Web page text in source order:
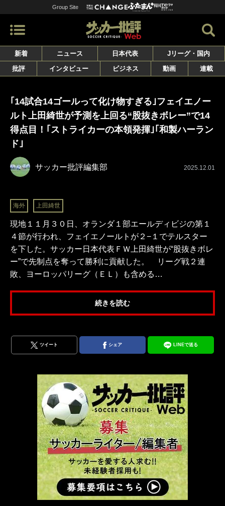
Group Site
新着 ニュース 日本代表
Jリーグ・国内
批評
インタビュー ビジネス 動画 連載
｢14試合14ゴールって化け物すぎる｣フェイエノー
ルト上田綺世が予測を上回る“股抜きボレー”で14
得点目！｢ストライカーの本領発揮｣｢和製ハーラン
ド｣
サッカー批評編集部 2025.12.01
海外 上田綺世
現地１１月３０日、オランダ１部エールディビジの第１
４節が行われ、フェイエノールトが２−１でテルスター
を下した。サッカー日本代表ＦＷ上田綺世が“股抜きボレ
ー”で先制点を奪って勝利に貢献した。 リーグ戦２連
敗、ヨーロッパリーグ（ＥＬ）も含める…
続きを読む
ツイート シェア LINEで送る